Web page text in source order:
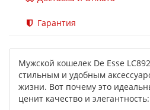
Гарантия
Мужской кошелек De Esse
стильным и удобным
жизни. Вот почему это
ценит качество и элегантность: